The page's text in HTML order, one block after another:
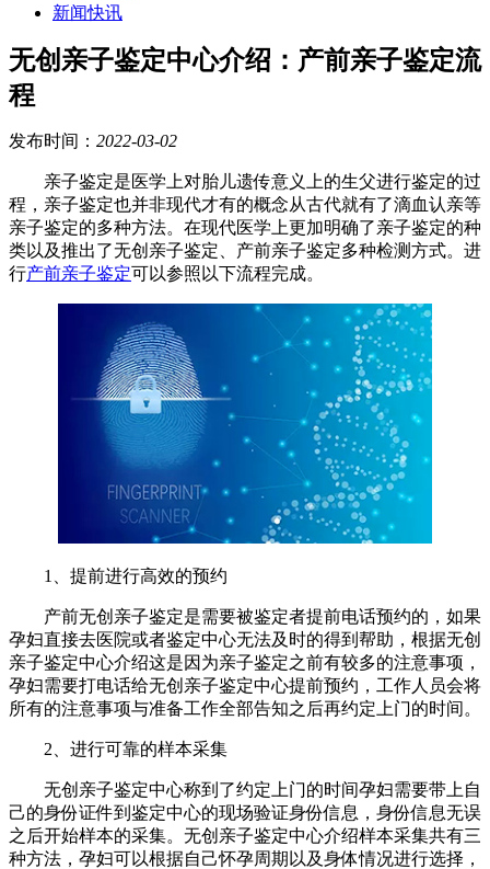
新闻快讯
无创亲子鉴定中心介绍：产前亲子鉴定流
程
发布时间： 2022-03-02
亲子鉴定是医学上对胎儿遗传意义上的生父进行鉴定的过
程，亲子鉴定也并非现代才有的概念从古代就有了滴血认亲等
亲子鉴定的多种方法。在现代医学上更加明确了亲子鉴定的种
类以及推出了无创亲子鉴定、产前亲子鉴定多种检测方式。进
行产前亲子鉴定可以参照以下流程完成。
1、提前进行高效的预约
产前无创亲子鉴定是需要被鉴定者提前电话预约的，如果
孕妇直接去医院或者鉴定中心无法及时的得到帮助，根据无创
亲子鉴定中心介绍这是因为亲子鉴定之前有较多的注意事项，
孕妇需要打电话给无创亲子鉴定中心提前预约，工作人员会将
所有的注意事项与准备工作全部告知之后再约定上门的时间。
2、进行可靠的样本采集
无创亲子鉴定中心称到了约定上门的时间孕妇需要带上自
己的身份证件到鉴定中心的现场验证身份信息，身份信息无误
之后开始样本的采集。无创亲子鉴定中心介绍样本采集共有三
种方法，孕妇可以根据自己怀孕周期以及身体情况进行选择，